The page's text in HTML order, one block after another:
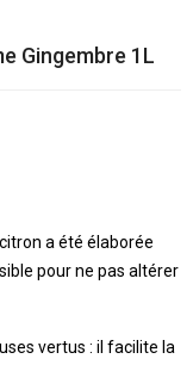
Gingembre 1L
a été élaborée
pour ne pas altérer
vertus : il facilite la